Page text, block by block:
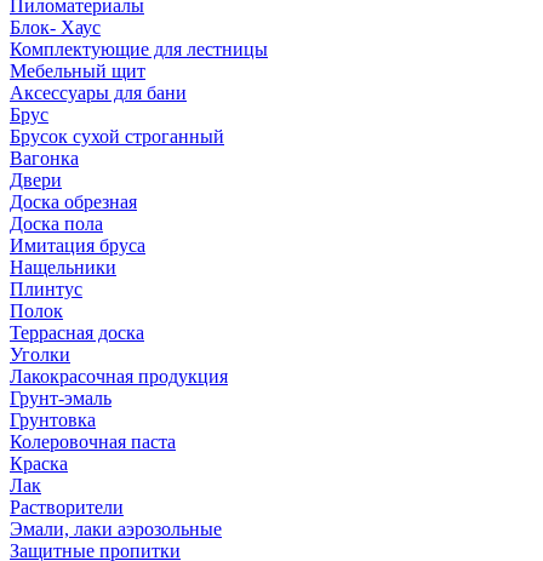
Пиломатериалы
Блок- Хаус
Комплектующие для лестницы
Мебельный щит
Аксессуары для бани
Брус
Брусок сухой строганный
Вагонка
Двери
Доска обрезная
Доска пола
Имитация бруса
Нащельники
Плинтус
Полок
Террасная доска
Уголки
Лакокрасочная продукция
Грунт-эмаль
Грунтовка
Колеровочная паста
Краска
Лак
Растворители
Эмали, лаки аэрозольные
Защитные пропитки